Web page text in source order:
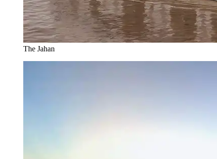
The Jahan